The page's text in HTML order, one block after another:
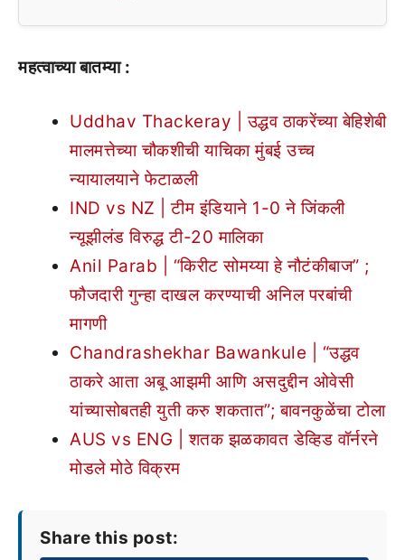
महत्वाच्या बातम्या :
Uddhav Thackeray | उद्धव ठाकरेंच्या बेहिशेबी
मालमत्तेच्या चौकशीची याचिका मुंबई उच्च
न्यायालयाने फेटाळली
IND vs NZ | टीम इंडियाने 1-0 ने जिंकली
न्यूझीलंड विरुद्ध टी-20 मालिका
Anil Parab | “किरीट सोमय्या हे नौटंकीबाज” ;
फौजदारी गुन्हा दाखल करण्याची अनिल परबांची
मागणी
Chandrashekhar Bawankule | “उद्धव
ठाकरे आता अबू आझमी आणि असदुद्दीन ओवेसी
यांच्यासोबतही युती करु शकतात”; बावनकुळेंचा टोला
AUS vs ENG | शतक झळकावत डेव्हिड वॉर्नरने
मोडले मोठे विक्रम
Share this post: